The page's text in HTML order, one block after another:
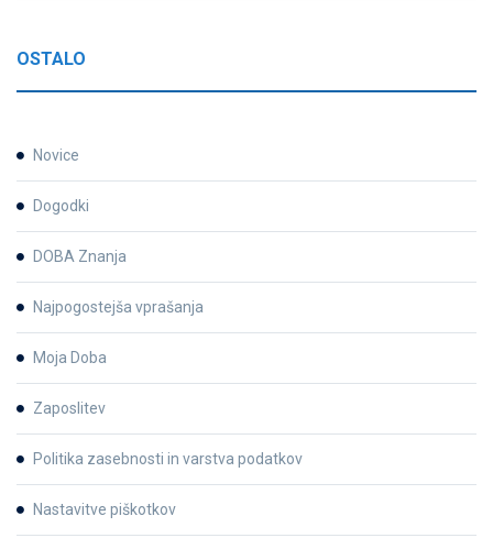
OSTALO
Novice
Dogodki
DOBA Znanja
Najpogostejša vprašanja
Moja Doba
Zaposlitev
Politika zasebnosti in varstva podatkov
Nastavitve piškotkov